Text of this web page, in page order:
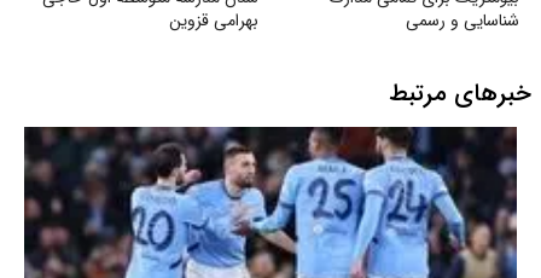
شناسایی و رسمی
بهرامی قزوین
خبرهای مرتبط